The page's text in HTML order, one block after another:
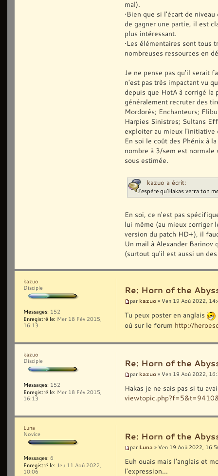
mal).
•Bien que si l'écart de
de gagner une partie, il est
plus intéressant.
•Les élémentaires sont tous
nombreuses ressources en
Je ne pense pas qu'il serait
n'est pas très impactant vu
depuis que HotA à corrigé la
généralement recruter des
Mordorés; Enchanteurs;
Harpies Sinistres; Sultans
exploiter au mieux l'initiative
En soi le coût des Phénix à
nombre à 3/sem est
sous estimée.
kazuo a écrit:
J'espère qu'Hakas verra ton
En soi, ce n'est pas
lui même (au mieux corriger
version du patch HD+), il
Un mail à Alexander
(surtout qu'il est aussi un
Re: Horn of the
par kazuo » Ven 19 Aoû 2022,
Tu peux poster en anglais
où sur le forum http://
kazuo
Disciple
Messages: 152
Enregistré le: Mer 18 Fév 2015,
16:13
Re: Horn of the
par kazuo » Ven 19 Aoû 2022,
Hakas je ne sais pas si tu
kazuo
Disciple
Messages: 152
Enregistré le: Mer 18 Fév 2015,
16:13
Re: Horn of the
par Luna » Ven 19 Aoû 2022,
Euh ouais mais l'anglais et
l'expression...
Luna
Novice
Messages: 6
Enregistré le: Jeu 11 Aoû 2022,
10:06